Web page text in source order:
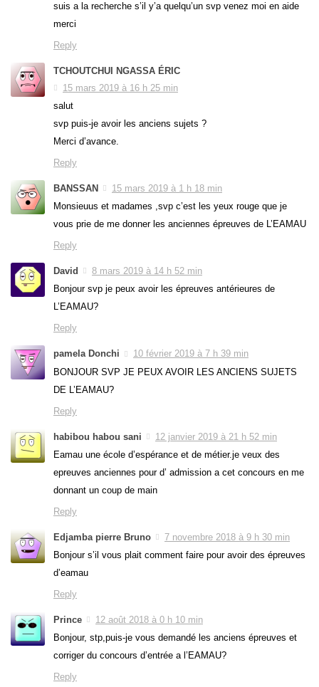
suis a la recherche s’il y’a quelqu’un svp venez moi en aide
merci
Reply
TCHOUTCHUI NGASSA ÉRIC
15 mars 2019 à 16 h 25 min
salut
svp puis-je avoir les anciens sujets ?
Merci d’avance.
Reply
BANSSAN
15 mars 2019 à 1 h 18 min
Monsieuus et madames ,svp c’est les yeux rouge que je
vous prie de me donner les anciennes épreuves de L’EAMAU
Reply
David
8 mars 2019 à 14 h 52 min
Bonjour svp je peux avoir les épreuves antérieures de
L’EAMAU?
Reply
pamela Donchi
10 février 2019 à 7 h 39 min
BONJOUR SVP JE PEUX AVOIR LES ANCIENS SUJETS
DE L’EAMAU?
Reply
habibou habou sani
12 janvier 2019 à 21 h 52 min
Eamau une école d’espérance et de métier.je veux des
epreuves anciennes pour d’ admission a cet concours en me
donnant un coup de main
Reply
Edjamba pierre Bruno
7 novembre 2018 à 9 h 30 min
Bonjour s’il vous plait comment faire pour avoir des épreuves
d’eamau
Reply
Prince
12 août 2018 à 0 h 10 min
Bonjour, stp,puis-je vous demandé les anciens épreuves et
corriger du concours d’entrée a l’EAMAU?
Reply